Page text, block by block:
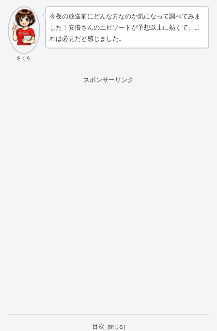
さくら
今夜の放送前にどんな方なのか気になって調べてみま
した！安倍さんのエピソードが予想以上に熱くて、こ
れは必見だと感じました。
スポンサーリンク
目次